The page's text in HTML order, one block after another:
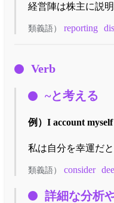
経営陣は株主に説
類義語） reporting
Verb
~と考える
例） I account
私は自分を幸運だ
類義語） consider
詳細な分析